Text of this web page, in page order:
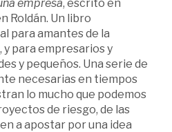
empresa, escrito en
Roldán. Un libro
para amantes de la
para empresarios y
y pequeños. Una serie de
necesarias en tiempos
lo mucho que podemos
de riesgo, de las
a apostar por una idea